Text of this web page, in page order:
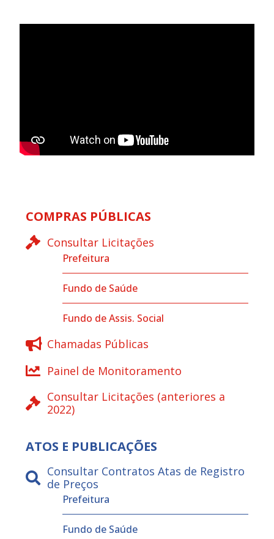
COMPRAS PÚBLICAS
Consultar Licitações
Prefeitura
Fundo de Saúde
Fundo de Assis. Social
Chamadas Públicas
Painel de Monitoramento
Consultar Licitações (anteriores a
2022)
ATOS E PUBLICAÇÕES
Consultar Contratos Atas de Registro
de Preços
Prefeitura
Fundo de Saúde